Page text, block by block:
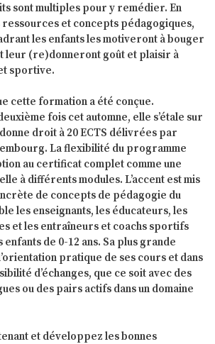
sont multiples pour y remédier. En
ressources et concepts pédagogiques,
les enfants les motiveront à bouger
leur (re)donneront goût et plaisir à
sportive.
cette formation a été conçue.
fois cet automne, elle s’étale sur
droit à 20 ECTS délivrées par
La flexibilité du programme
au certificat complet comme une
à différents modules. L’accent est mis
de concepts de pédagogie du
les enseignants, les éducateurs, les
et les entraîneurs et coachs sportifs
de 0-12 ans. Sa plus grande
pratique de ses cours et dans
d’échanges, que ce soit avec des
ou des pairs actifs dans un domaine
et développez les bonnes